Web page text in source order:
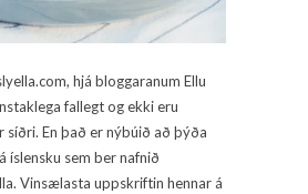
hjá bloggaranum Ellu
fallegt og ekki eru
En það er nýbúið að þýða
íslensku sem ber nafnið
Vinsælasta uppskriftin hennar á